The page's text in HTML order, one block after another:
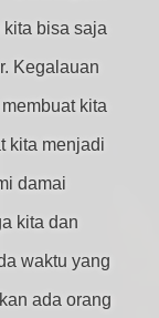
bisa saja
Kegalauan
kita
kita menjadi
damai
kita dan
waktu yang
ada orang